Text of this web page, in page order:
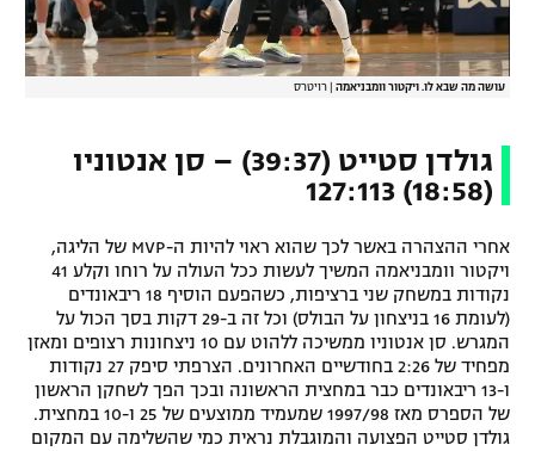
עושה מה שבא לו. ויקטור וומבניאמה רויטרס
גולדן סטייט (39:37) – סן אנטוניו
(18:58) 127:113
אחרי ההצהרה באשר לכך שהוא ראוי להיות ה-MVP של הליגה,
ויקטור וומבניאמה המשיך לעשות ככל העולה על רוחו וקלע 41
נקודות במשחק שני ברציפות, כשהפעם הוסיף 18 ריבאונדים
(לעומת 16 בניצחון על הבולס) וכל זה ב-29 דקות בסך הכול על
המגרש. סן אנטוניו ממשיכה ללהוט עם 10 ניצחונות רצופים ומאזן
מפחיד של 2:26 בחודשיים האחרונים. הצרפתי סיפק 27 נקודות
ו-13 ריבאונדים כבר במחצית הראשונה ובכך הפך לשחקן הראשון
של הספרס מאז 1997/98 שמעמיד ממוצעים של 25 ו-10 במחצית.
גולדן סטייט הפצועה והמוגבלת נראית כמי שהשלימה עם המקום